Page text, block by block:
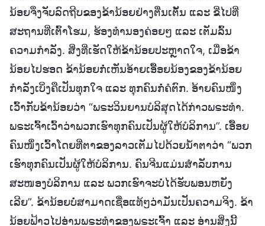
ນ້ອຍຈຶ່ງຈັບລົດຖີບຂອງຂ້ານ້ອຍຢ່າງຕື່ນເຕັ້ນ ແລະ ຂີ່ໄປທີ່
ສະຖານທີ່ເຕົ້າໂຮມ, ຮ້ອງທຳນອງຄ່ອຍໆ ແລະ ເຕັມລົ້ນ
ຄວາມກຳລັງ. ສິ່ງທີ່ເຮັດໃຫ້ຂ້ານ້ອຍປະຫຼາດໃຈ, ເມື່ອຂ້າ
ນ້ອຍໄປຮອດ ຂ້ານ້ອຍກໍ່ເຫັນອ້າຍເອື້ອຍນ້ອງຂອງຂ້ານ້ອຍ
ກຳລັງເບິ່ງຄືເປັນທຸກໃຈ ແລະ ທຸກຄົນກໍ່ຄໍຕົກ. ອ້າຍຄົນໜຶ່ງ
ເວົ້າກັບຂ້ານ້ອຍວ່າ “ພຣະວິນຍານບໍລິສຸດໄດ້ກ່າວພຣະທຳ.
ພຣະເຈົ້າເວົ້າວ່າພວກເຮົາທຸກຄົນເປັນຜູ້ໃຫ້ບໍລິການ”. ເອື້ອຍ
ຄົນໜຶ່ງເວົ້າໂດຍທີ່ຕາຂອງລາວເຕັມໄປດ້ວຍນໍ້າຕາວ່າ “ພວກ
ເຮົາທຸກຄົນເປັນຜູ້ໃຫ້ບໍລິການ. ຄົນຈີນແມ່ນສຳລັບການ
ສະໜອງບໍລິການ ແລະ ພວກເຮົາຈະບໍ່ໄດ້ຮັບພອນຫຍັງ
ເລີຍ”. ຂ້ານ້ອຍບໍ່ສາມາດເຊື່ອແທ້ໆວ່າມັນເປັນຄວາມຈິງ. ຂ້າ
ນ້ອຍຟ້າວໄປອ່ານພຣະທຳຂອງພຣະເຈົ້າ ແລະ ອ່ານສິ່ງນີ້